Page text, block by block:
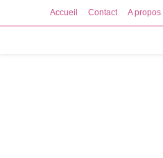
to
Accueil Contact A propos